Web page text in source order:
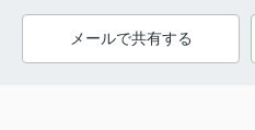
メールで共有する